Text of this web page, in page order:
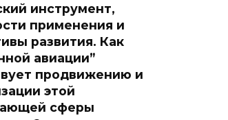
инструмент,
применения и
развития. Как
авиации”
продвижению и
этой
сферы